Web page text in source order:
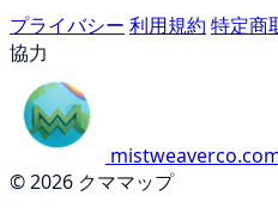
プライバシー 利用規約 特定商
協力
© 2026 クママップ